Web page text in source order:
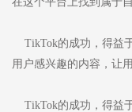
TikTok的成功，得益
用户感兴趣的内容，让
TikTok的成功，得益